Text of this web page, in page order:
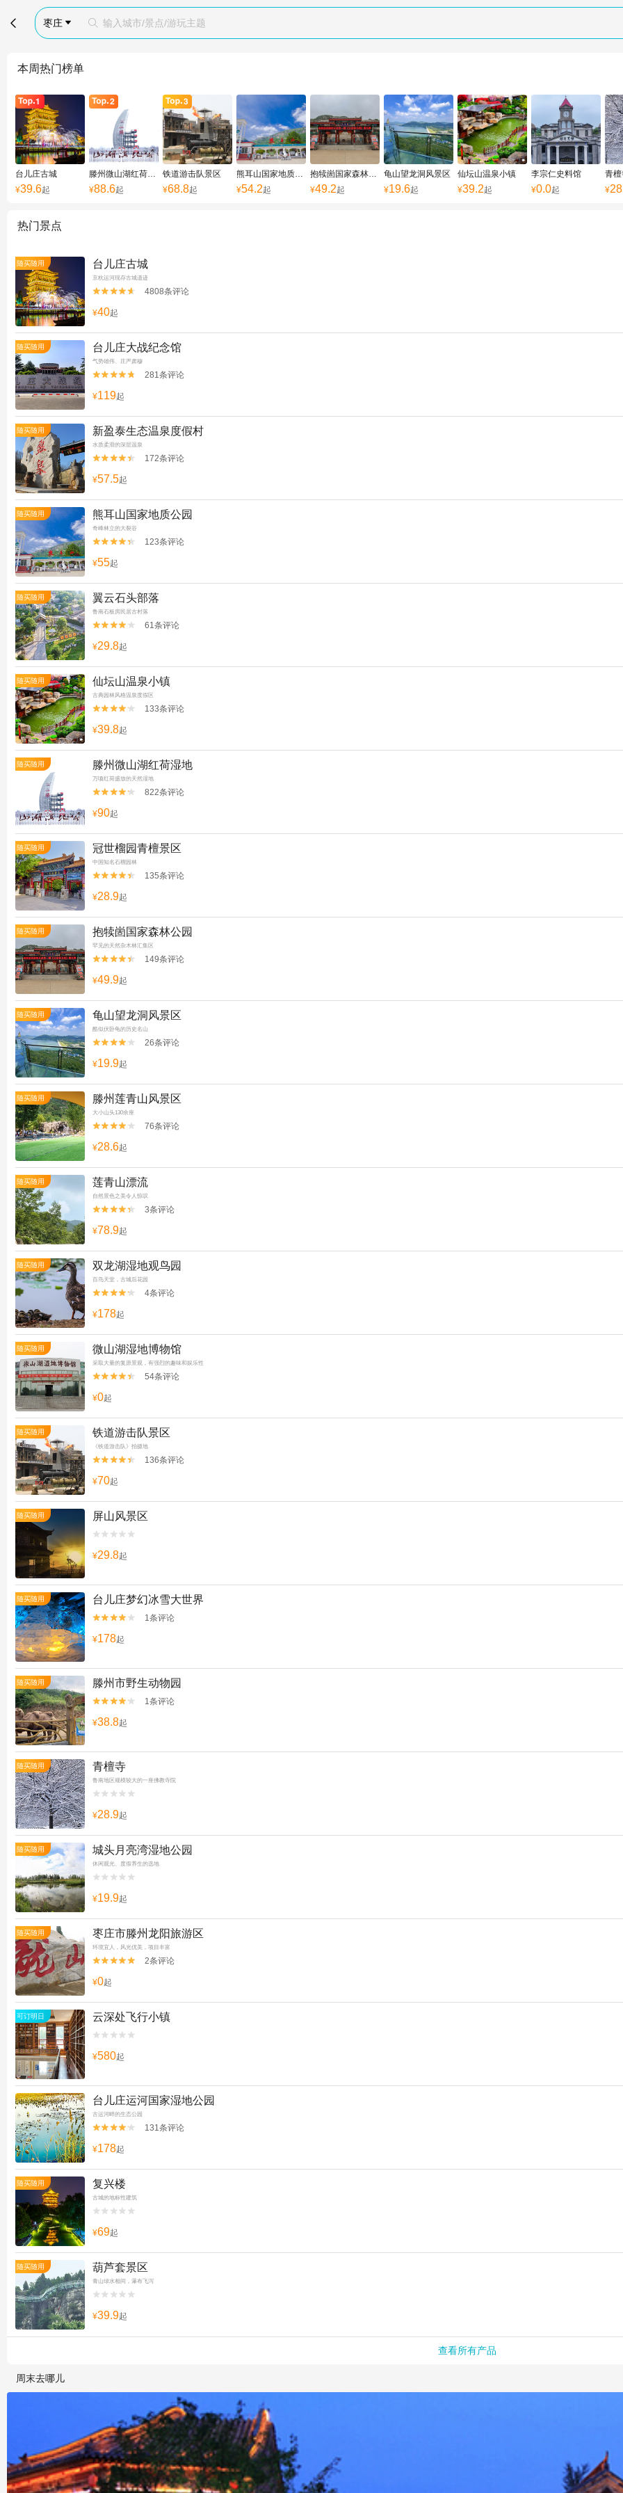
 枣庄   输入城市/景点/游玩主题
本周热门榜单
台儿庄古城
¥39.6起
滕州微山湖红荷湿地
¥88.6起
铁道游击队景区
¥68.8起
熊耳山国家地质公园
¥54.2起
抱犊崮国家森林公园
¥49.2起
龟山望龙洞风景区
¥19.6起
仙坛山温泉小镇
¥39.2起
李宗仁史料馆
¥0.0起
青
¥
热门景点
随买随用 台儿庄古城
京杭运河现存古城遗迹

 4808条评论
¥40起
随买随用 台儿庄大战纪念馆
气势雄伟、庄严肃穆

 281条评论
¥119起
随买随用 新盈泰生态温泉度假村
水质柔滑的深层温泉

 172条评论
¥57.5起
随买随用 熊耳山国家地质公园
奇峰林立的大裂谷

 123条评论
¥55起
随买随用 翼云石头部落
鲁南石板房民居古村落

 61条评论
¥29.8起
随买随用 仙坛山温泉小镇
古典园林风格温泉度假区

 133条评论
¥39.8起
随买随用 滕州微山湖红荷湿地
万顷红荷盛放的天然湿地

 822条评论
¥90起
随买随用 冠世榴园青檀景区
中国知名石榴园林

 135条评论
¥28.9起
随买随用 抱犊崮国家森林公园
罕见的天然杂木林汇集区

 149条评论
¥49.9起
随买随用 龟山望龙洞风景区
酷似伏卧龟的历史名山

 26条评论
¥19.9起
随买随用 滕州莲青山风景区
大小山头130余座

 76条评论
¥28.6起
随买随用 莲青山漂流
自然景色之美令人惊叹

 3条评论
¥78.9起
随买随用 双龙湖湿地观鸟园
百鸟天堂，古城后花园

 4条评论
¥178起
随买随用 微山湖湿地博物馆
采取大量的复原景观，有强烈的趣味和娱乐性

 54条评论
¥0起
随买随用 铁道游击队景区
《铁道游击队》拍摄地

 136条评论
¥70起
随买随用 屏山风景区


¥29.8起
随买随用 台儿庄梦幻冰雪大世界

 1条评论
¥178起
随买随用 滕州市野生动物园

 1条评论
¥38.8起
随买随用 青檀寺
鲁南地区规模较大的一座佛教寺院


¥28.9起
随买随用 城头月亮湾湿地公园
休闲观光、度假养生的选地


¥19.9起
随买随用 枣庄市滕州龙阳旅游区
环境宜人，风光优美，项目丰富

 2条评论
¥0起
可订明日 云深处飞行小镇


¥580起
台儿庄运河国家湿地公园
古运河畔的生态公园

 131条评论
¥178起
随买随用 复兴楼
古城的地标性建筑


¥69起
随买随用 葫芦套景区
青山绿水相间，瀑布飞泻


¥39.9起
查看所有产品
周末去哪儿